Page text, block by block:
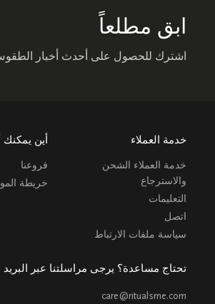
ابق مطلعاً
اشترك للحصول على أحدث أخبار
خدمة العملاء
خدمة العملاء الشحن
والاسترجاع
التعليمات
اتصل
سياسة ملفات الارتباط
أين يمكنك
فروعنا
خريطة
تحتاج مساعدة؟ يرجى مراسلتنا عبر البريد
care@ritualsme.com